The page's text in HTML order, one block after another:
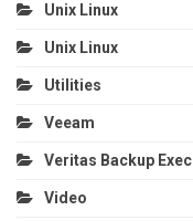
Unix Linux
Unix Linux
Utilities
Veeam
Veritas Backup Exec
Video